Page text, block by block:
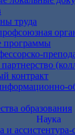
труда
программы
контракт
образования
Наука
и ассистентура-